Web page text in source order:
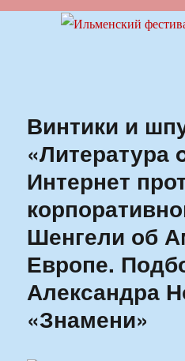
Ильменский
Винтики и
«Литература
Интернет
Шенгели об
Европе.
Александра
«Знамени»